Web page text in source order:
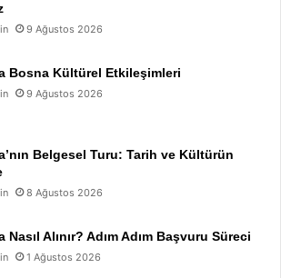
9 Ağustos 2026
Bosna Kültürel Etkileşimleri
9 Ağustos 2026
Belgesel Turu: Tarih ve Kültürün
8 Ağustos 2026
Nasıl Alınır? Adım Adım Başvuru Süreci
1 Ağustos 2026